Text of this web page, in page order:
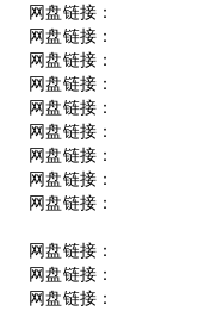
网盘链接：
网盘链接：
网盘链接：
网盘链接：
网盘链接：
网盘链接：
网盘链接：
网盘链接：
网盘链接：
网盘链接：
网盘链接：
网盘链接：